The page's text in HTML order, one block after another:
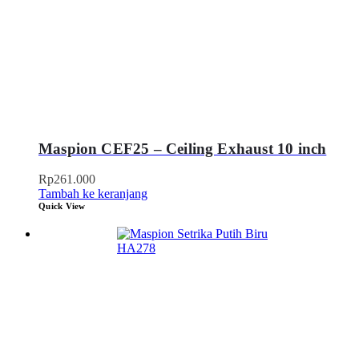
Maspion CEF25 – Ceiling Exhaust 10 inch
Rp261.000
Tambah ke keranjang
Quick View